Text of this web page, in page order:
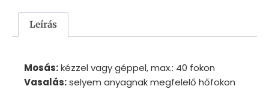
Leírás
Mosás:kézzel vagy géppel, max.: 40 fokon
Vasalás:selyem anyagnak megfelelő hőfokon